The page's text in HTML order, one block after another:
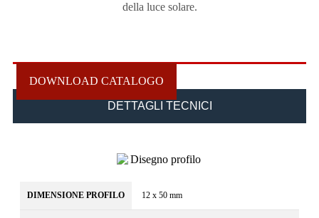
della luce solare.
DOWNLOAD CATALOGO
DETTAGLI TECNICI
DIMENSIONE PROFILO 12 x 50 mm